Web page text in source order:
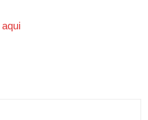
aqui